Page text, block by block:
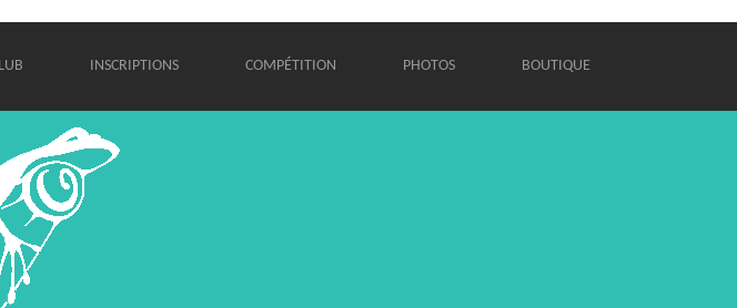
INSCRIPTIONS COMPÉTITION PHOTOS BOUTIQUE